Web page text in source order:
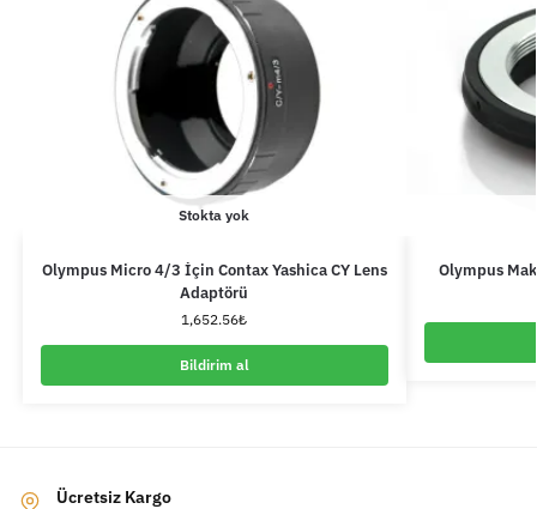
Stokta yok
Olympus Micro 4/3 İçin Contax Yashica CY Lens
Adaptörü
1,652.56₺
Bildirim al
Olympus
Ücretsiz Kargo